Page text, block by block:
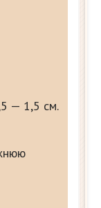
— 1,5 см.